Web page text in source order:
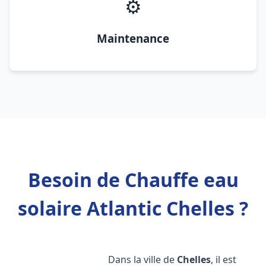
⚙️
Maintenance
Besoin de Chauffe eau
solaire Atlantic Chelles ?
Dans la ville de Chelles, il est